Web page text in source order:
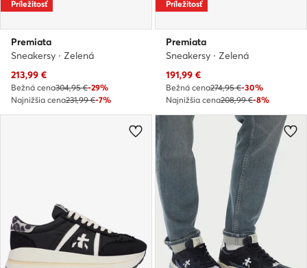
Príležitosť
Premiata
Sneakersy · Zelená
Aktuálna cena
213,99 €
Bežná cena304,95 €-29%
Najnižšia cena231,99 €-7%
Príležitosť
Premiata
Sneakersy · Zelená
Aktuálna cena
191,99 €
Bežná cena274,95 €-30%
Najnižšia cena208,99 €-8%